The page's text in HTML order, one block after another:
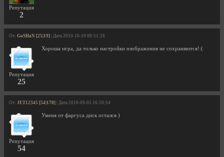
Репутация
2
От: GoSHaN [25|19] | Дата 2010-10-19 09:51:26
Репутация
25
Хороша игра, да только настройки изображения не сохраняются!:(
От: JET12345 [54|170] | Дата 2010-09-05 16:59:54
Репутация
54
Уменя от фаргуса диск остался )